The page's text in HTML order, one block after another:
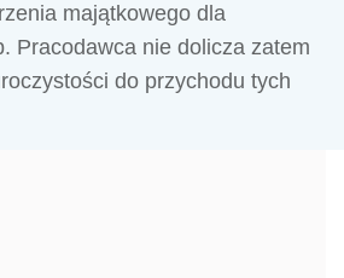
majątkowego dla
Pracodawca nie dolicza zatem
do przychodu tych